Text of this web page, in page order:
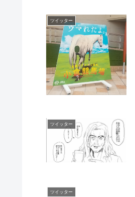
ツイッター
ツイッター
ツイッター